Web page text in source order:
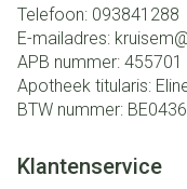
Telefoon: 093841288
E-mailadres:
APB nummer: 455701
Apotheek titularis:
BTW nummer:
Klantenservice